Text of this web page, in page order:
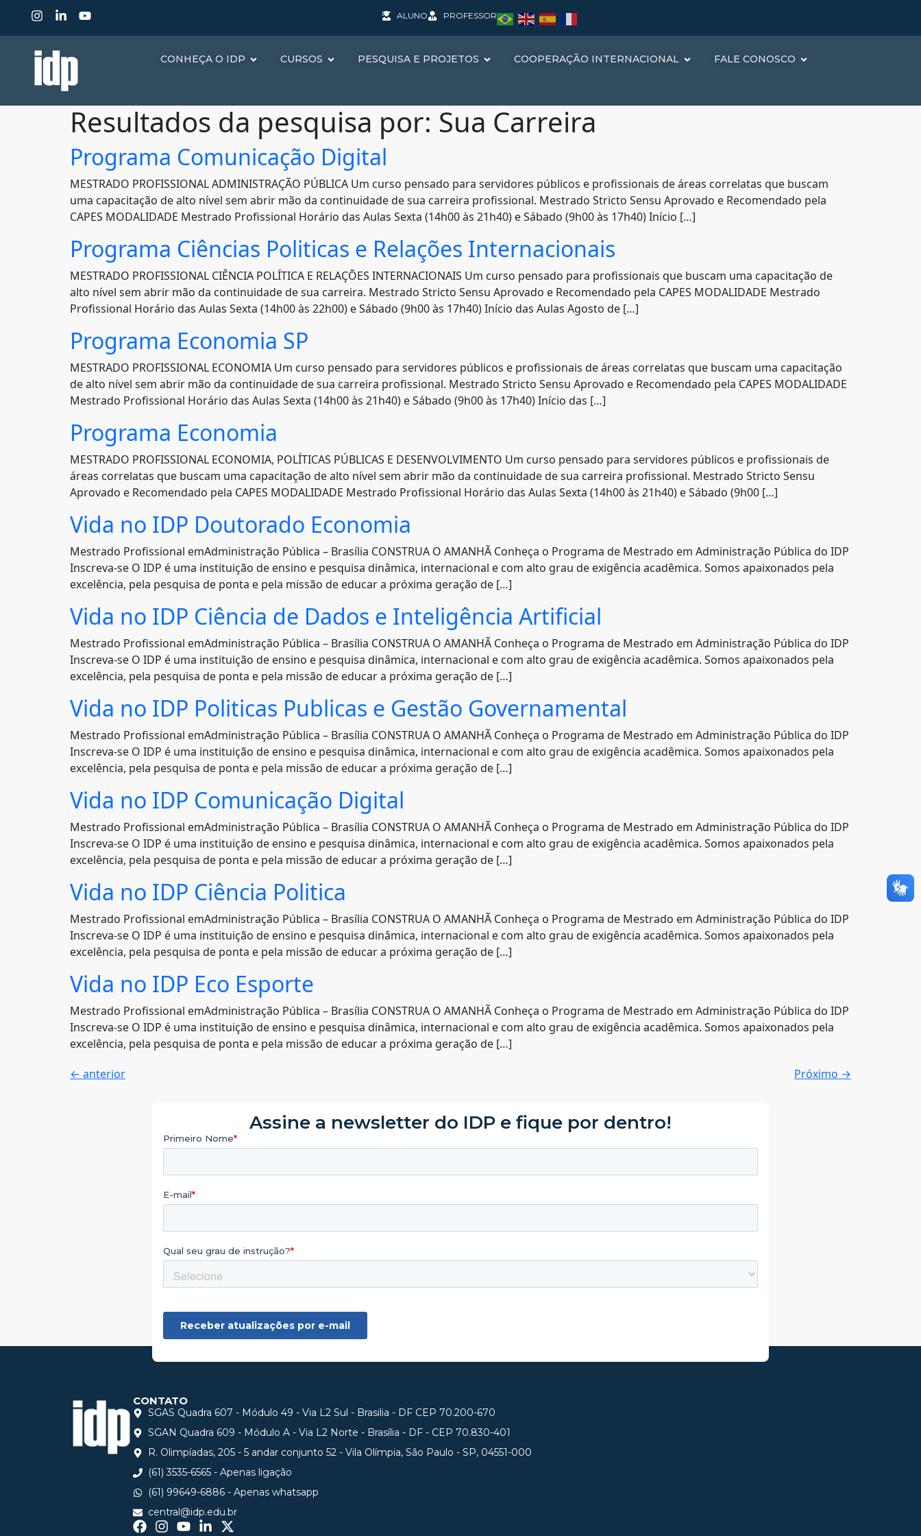
ALUNO PROFESSOR
CONHEÇA O IDP CURSOS PESQUISA E PROJETOS COOPERAÇÃO INTERNACIONAL FALE CONOSCO
Resultados da pesquisa por: Sua Carreira
Programa Comunicação Digital
MESTRADO PROFISSIONAL ADMINISTRAÇÃO PÚBLICA Um curso pensado para servidores públicos e profissionais de áreas correlatas que buscam
uma capacitação de alto nível sem abrir mão da continuidade de sua carreira profissional. Mestrado Stricto Sensu Aprovado e Recomendado pela
CAPES MODALIDADE Mestrado Profissional Horário das Aulas Sexta (14h00 às 21h40) e Sábado (9h00 às 17h40) Início […]
Programa Ciências Politicas e Relações Internacionais
MESTRADO PROFISSIONAL CIÊNCIA POLÍTICA E RELAÇÕES INTERNACIONAIS Um curso pensado para profissionais que buscam uma capacitação de
alto nível sem abrir mão da continuidade de sua carreira. Mestrado Stricto Sensu Aprovado e Recomendado pela CAPES MODALIDADE Mestrado
Profissional Horário das Aulas Sexta (14h00 às 22h00) e Sábado (9h00 às 17h40) Início das Aulas Agosto de […]
Programa Economia SP
MESTRADO PROFISSIONAL ECONOMIA Um curso pensado para servidores públicos e profissionais de áreas correlatas que buscam uma capacitação
de alto nível sem abrir mão da continuidade de sua carreira profissional. Mestrado Stricto Sensu Aprovado e Recomendado pela CAPES MODALIDADE
Mestrado Profissional Horário das Aulas Sexta (14h00 às 21h40) e Sábado (9h00 às 17h40) Início das […]
Programa Economia
MESTRADO PROFISSIONAL ECONOMIA, POLÍTICAS PÚBLICAS E DESENVOLVIMENTO Um curso pensado para servidores públicos e profissionais de
áreas correlatas que buscam uma capacitação de alto nível sem abrir mão da continuidade de sua carreira profissional. Mestrado Stricto Sensu
Aprovado e Recomendado pela CAPES MODALIDADE Mestrado Profissional Horário das Aulas Sexta (14h00 às 21h40) e Sábado (9h00 […]
Vida no IDP Doutorado Economia
Mestrado Profissional emAdministração Pública – Brasília CONSTRUA O AMANHÃ Conheça o Programa de Mestrado em Administração Pública do IDP
Inscreva-se O IDP é uma instituição de ensino e pesquisa dinâmica, internacional e com alto grau de exigência acadêmica. Somos apaixonados pela
excelência, pela pesquisa de ponta e pela missão de educar a próxima geração de […]
Vida no IDP Ciência de Dados e Inteligência Artificial
Mestrado Profissional emAdministração Pública – Brasília CONSTRUA O AMANHÃ Conheça o Programa de Mestrado em Administração Pública do IDP
Inscreva-se O IDP é uma instituição de ensino e pesquisa dinâmica, internacional e com alto grau de exigência acadêmica. Somos apaixonados pela
excelência, pela pesquisa de ponta e pela missão de educar a próxima geração de […]
Vida no IDP Politicas Publicas e Gestão Governamental
Mestrado Profissional emAdministração Pública – Brasília CONSTRUA O AMANHÃ Conheça o Programa de Mestrado em Administração Pública do IDP
Inscreva-se O IDP é uma instituição de ensino e pesquisa dinâmica, internacional e com alto grau de exigência acadêmica. Somos apaixonados pela
excelência, pela pesquisa de ponta e pela missão de educar a próxima geração de […]
Vida no IDP Comunicação Digital
Mestrado Profissional emAdministração Pública – Brasília CONSTRUA O AMANHÃ Conheça o Programa de Mestrado em Administração Pública do IDP
Inscreva-se O IDP é uma instituição de ensino e pesquisa dinâmica, internacional e com alto grau de exigência acadêmica. Somos apaixonados pela
excelência, pela pesquisa de ponta e pela missão de educar a próxima geração de […]
Vida no IDP Ciência Politica
Mestrado Profissional emAdministração Pública – Brasília CONSTRUA O AMANHÃ Conheça o Programa de Mestrado em Administração Pública do IDP
Inscreva-se O IDP é uma instituição de ensino e pesquisa dinâmica, internacional e com alto grau de exigência acadêmica. Somos apaixonados pela
excelência, pela pesquisa de ponta e pela missão de educar a próxima geração de […]
Vida no IDP Eco Esporte
Mestrado Profissional emAdministração Pública – Brasília CONSTRUA O AMANHÃ Conheça o Programa de Mestrado em Administração Pública do IDP
Inscreva-se O IDP é uma instituição de ensino e pesquisa dinâmica, internacional e com alto grau de exigência acadêmica. Somos apaixonados pela
excelência, pela pesquisa de ponta e pela missão de educar a próxima geração de […]
← anterior Próximo →
Assine a newsletter do IDP e fique por dentro!
CONTATO
SGAS Quadra 607 - Módulo 49 - Via L2 Sul - Brasilia - DF CEP 70.200-670
SGAN Quadra 609 - Módulo A - Via L2 Norte - Brasília - DF - CEP 70.830-401
R. Olimpíadas, 205 - 5 andar conjunto 52 - Vila Olímpia, São Paulo - SP, 04551-000
(61) 3535-6565 - Apenas ligação
(61) 99649-6886 - Apenas whatsapp
central@idp.edu.br